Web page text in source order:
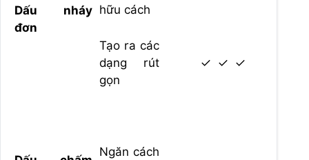
Dấu nháy
đơn
hữu cách
Tạo ra các
dạng rút
gọn
✓ ✓ ✓
Ngăn cách